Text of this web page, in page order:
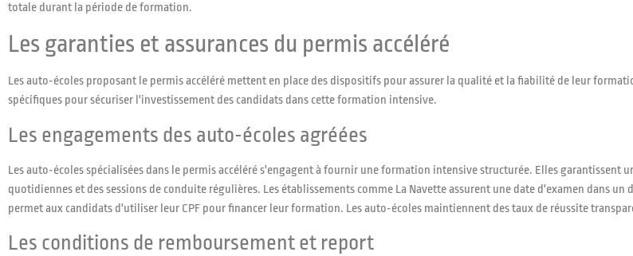
totale durant la période de formation.
Les garanties et assurances du permis accéléré
Les auto-écoles proposant le permis accéléré mettent en place des dispositifs pour assurer la qualité et la fiabilité de leur
spécifiques pour sécuriser l'investissement des candidats dans cette formation intensive.
Les engagements des auto-écoles agréées
Les auto-écoles spécialisées dans le permis accéléré s'engagent à fournir une formation intensive structurée. Elles garantissent
quotidiennes et des sessions de conduite régulières. Les établissements comme La Navette assurent une date d'examen dans un
permet aux candidats d'utiliser leur CPF pour financer leur formation. Les auto-écoles maintiennent des taux de réussite
Les conditions de remboursement et report